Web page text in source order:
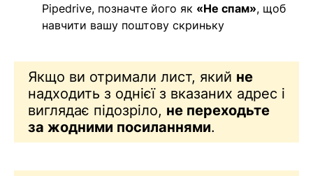
Pipedrive, позначте його як «Не спам», щоб
навчити вашу поштову скриньку
Якщо ви отримали лист, який не
надходить з однієї з вказаних адрес і
виглядає підозріло, не переходьте
за жодними посиланнями.